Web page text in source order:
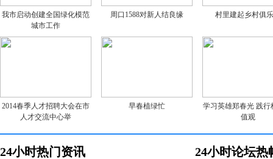
我市启动创建全国绿化模范
城市工作
周口1588对新人结良缘 村里建起乡村俱
2014春季人才招聘大会在市
人才交流中心举
早春植绿忙
学习英雄郑春光 践行
值观
24小时热门资讯 24小时论坛热